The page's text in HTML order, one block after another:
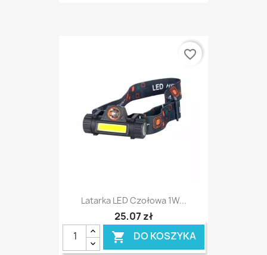
Latarka LED Czołowa 1W...
25,07 zł
 DO KOSZYKA
favorite_border